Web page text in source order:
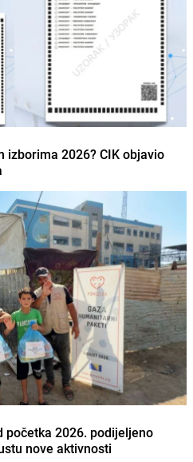
izborima 2026? CIK objavio
početka 2026. podijeljeno
nove aktivnosti